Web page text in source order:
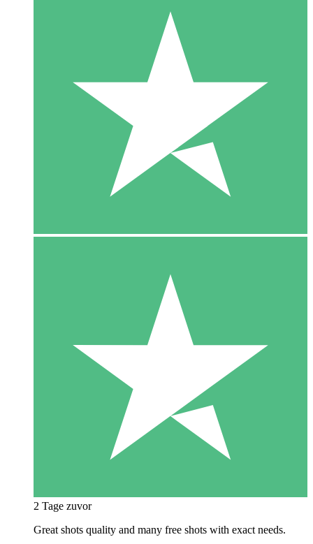
2 Tage zuvor
Great shots quality and many free shots with exact needs.